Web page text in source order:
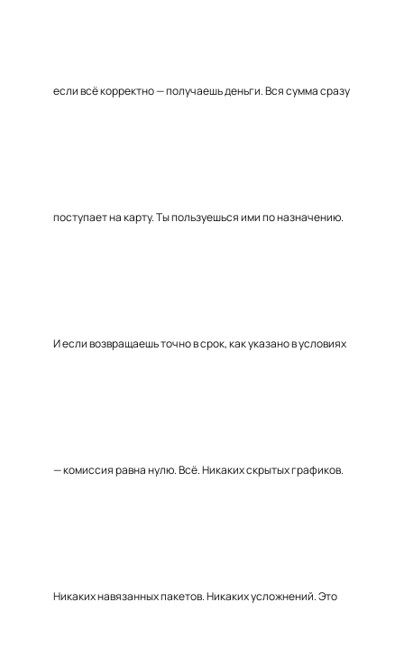
если всё корректно — получаешь деньги. Вся сумма сразу
поступает на карту. Ты пользуешься ими по назначению.
И если возвращаешь точно в срок, как указано в условиях
— комиссия равна нулю. Всё. Никаких скрытых графиков.
Никаких навязанных пакетов. Никаких усложнений. Это